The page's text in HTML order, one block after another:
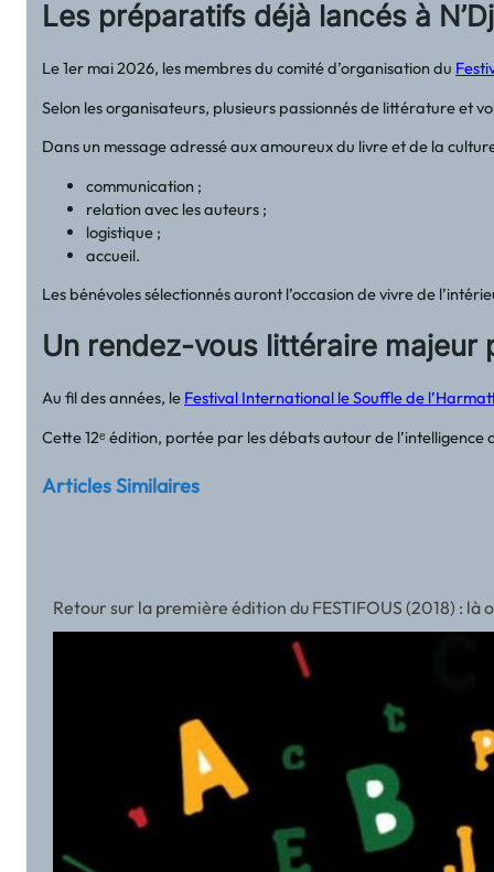
Les préparatifs déjà lancés à
Le 1er mai 2026, les membres du comité d’organisation du
Selon les organisateurs, plusieurs passionnés de littérature et
Dans un message adressé aux amoureux du livre et de la
communication ;
relation avec les auteurs ;
logistique ;
accueil.
Les bénévoles sélectionnés auront l’occasion de vivre de
Un rendez-vous littéraire majeur
Au fil des années, le Festival International le Souffle de
Cette 12ᵉ édition, portée par les débats autour de
Articles Similaires
Retour sur la première édition du FESTIFOUS (2018) :